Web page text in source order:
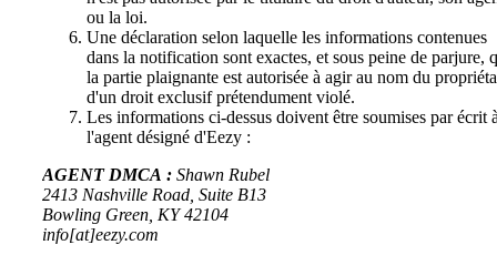
ou la loi.
Une déclaration selon laquelle les informations contenues
dans la notification sont exactes, et sous peine de parjure,
la partie plaignante est autorisée à agir au nom du
d'un droit exclusif prétendument violé.
Les informations ci-dessus doivent être soumises par écrit
l'agent désigné d'Eezy :
AGENT DMCA : Shawn Rubel
2413 Nashville Road, Suite B13
Bowling Green, KY 42104
info[at]eezy.com